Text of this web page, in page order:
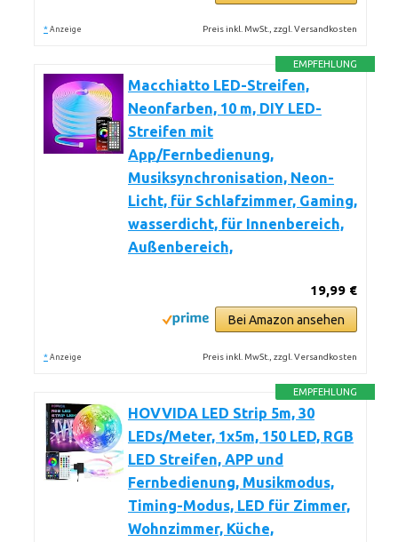
* Anzeige Preis inkl. MwSt., zzgl. Versandkosten
EMPFEHLUNG
Macchiatto LED-Streifen,
Neonfarben, 10 m, DIY LED-
Streifen mit
App/Fernbedienung,
Musiksynchronisation, Neon-
Licht, für Schlafzimmer, Gaming,
wasserdicht, für Innenbereich,
Außenbereich,
19,99 €
Bei Amazon ansehen
* Anzeige Preis inkl. MwSt., zzgl. Versandkosten
EMPFEHLUNG
HOVVIDA LED Strip 5m, 30
LEDs/Meter, 1x5m, 150 LED, RGB
LED Streifen, APP und
Fernbedienung, Musikmodus,
Timing-Modus, LED für Zimmer,
Wohnzimmer, Küche,